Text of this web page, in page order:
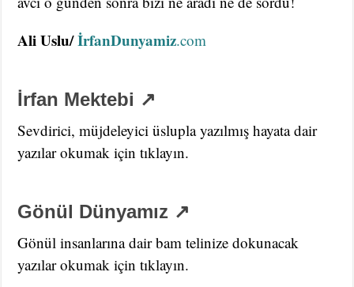
Ali Uslu/İrfanDunyamiz.com
İrfan Mektebi ↗
Sevdirici, müjdeleyici üslupla yazılmış hayata dair
yazılar okumak için tıklayın.
Gönül Dünyamız ↗
Gönül insanlarına dair bam telinize dokunacak
yazılar okumak için tıklayın.